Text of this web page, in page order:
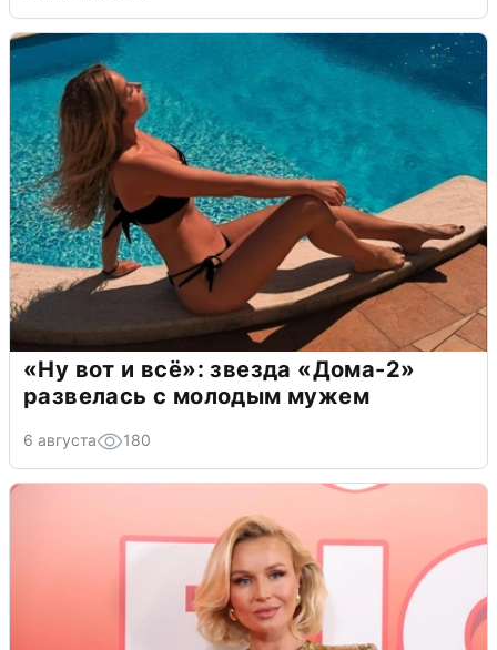
«Ну вот и всё»: звезда «Дома-2»
развелась с молодым мужем
6 августа 180